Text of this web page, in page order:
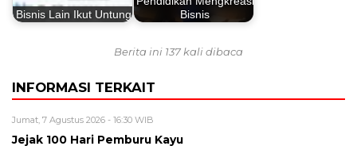
Bisnis Lain Ikut Untung
Bisnis
Berita ini 137 kali dibaca
INFORMASI TERKAIT
Jumat, 7 Agustus 2026 - 16:30 WIB
Jejak 100 Hari Pemburu Kayu